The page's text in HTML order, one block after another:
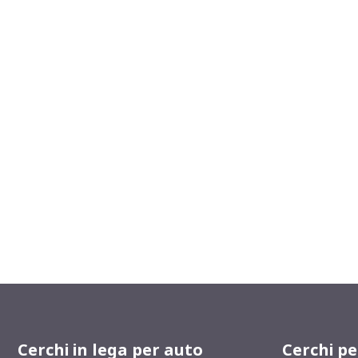
Cerchi in lega per auto Cerchi